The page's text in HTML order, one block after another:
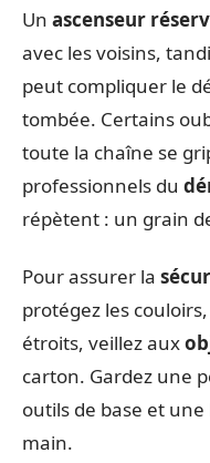
Un ascenseur
avec les voisins,
peut compliquer le
tombée. Certains
toute la chaîne se
professionnels du
répètent : un grain
Pour assurer la
protégez les
étroits, veillez aux
carton. Gardez une
outils de base et une
main.